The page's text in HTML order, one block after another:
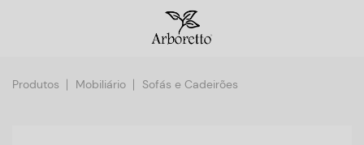
Produtos Mobiliário Sofás e Cadeirões